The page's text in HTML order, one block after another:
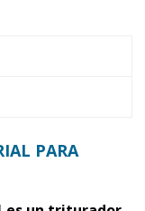
PARA